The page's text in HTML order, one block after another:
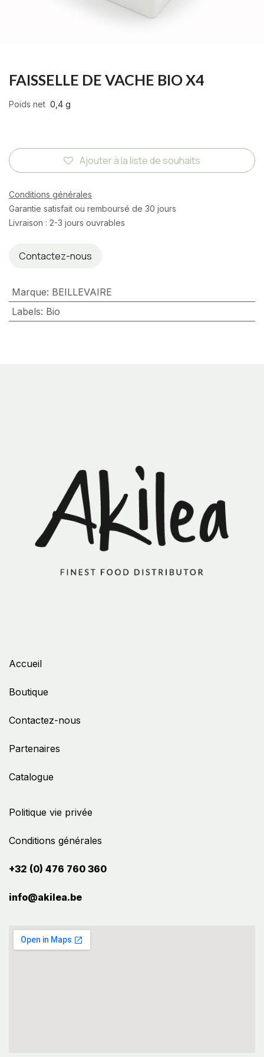
FAISSELLE DE VACHE BIO X4
Poids net 0,4 g
Ajouter à la liste de souhaits
Conditions générales
Garantie satisfait ou remboursé de 30 jours
Livraison : 2-3 jours ouvrables
Contactez-nous
Marque: BEILLEVAIRE
Labels: Bio
Politique vie privée
Conditions générales
+32 (0) 476 760 360
info@akilea.be​
Accueil
Boutique
Contactez-nous
Partenaires
Catalogue